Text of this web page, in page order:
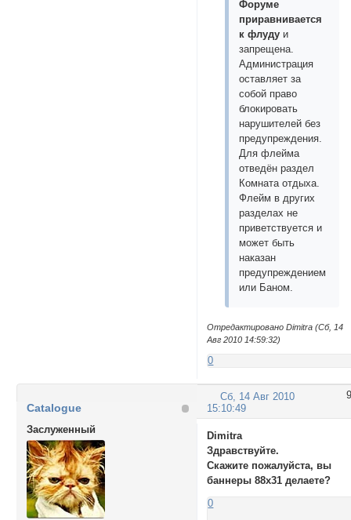
Форуме
приравнивается
к флуду и
запрещена.
Администрация
оставляет за
собой право
блокировать
нарушителей без
предупреждения.
Для флейма
отведён раздел
Комната отдыха.
Флейм в других
разделах не
приветствуется и
может быть
наказан
предупреждением
или Баном.
Отредактировано Dimitra (Сб, 14
Авг 2010 14:59:32)
0
9
Сб, 14 Авг 2010
15:10:49
Catalogue
Заслуженный
Dimitra
Здравствуйте.
Скажите пожалуйста, вы
баннеры 88x31 делаете?
0